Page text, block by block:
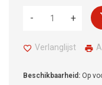
+
-
Verlanglijst
Beschikbaarheid: Op